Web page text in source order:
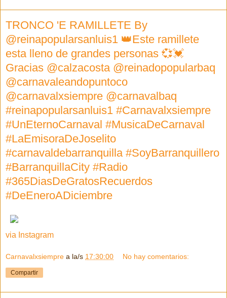
TRONCO 'E RAMILLETE By
@reinapopularsanluis1 👑Este ramillete
esta lleno de grandes personas 💞💓
Gracias @calzacosta @reinadopopularbaq
@carnavaleandopuntoco
@carnavalxsiempre @carnavalbaq
#reinapopularsanluis1 #Carnavalxsiempre
#UnEternoCarnaval #MusicaDeCarnaval
#LaEmisoraDeJoselito
#carnavaldebarranquilla #SoyBarranquillero
#BarranquillaCity #Radio
#365DiasDeGratosRecuerdos
#DeEneroADiciembre
via Instagram
Carnavalxsiempre a la/s 17:30:00 No hay comentarios:
Compartir